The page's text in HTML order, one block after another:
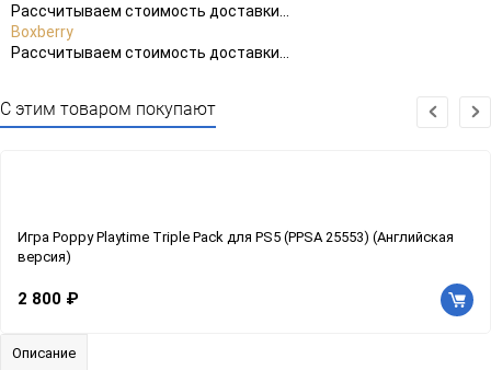
Рассчитываем стоимость доставки...
Boxberry
Рассчитываем стоимость доставки...
С этим товаром покупают
Игра Poppy Playtime Triple Pack для PS5 (PPSA 25553) (Английская
версия)
2 800 ₽
Описание